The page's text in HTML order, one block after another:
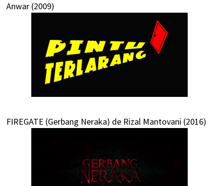
Anwar (2009)
FIREGATE (Gerbang Neraka) de Rizal Mantovani (2016)